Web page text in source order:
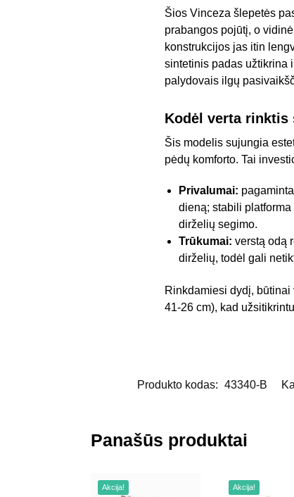
Šios Vinceza šlepetės
prabangos pojūtį, o
konstrukcijos jas itin
sintetinis padas užtikrina
palydovais ilgų
Kodėl verta rinktis
Šis modelis sujungia
pėdų komforto. Tai
Privalumai:
dieną; stabili
dirželių segimo.
Trūkumai: verstą odą
dirželių, todėl gali
Rinkdamiesi dydį, būtinai
41-26 cm), kad
Produkto kodas: 43340-B
Panašūs produktai
Akcija! Akcija!